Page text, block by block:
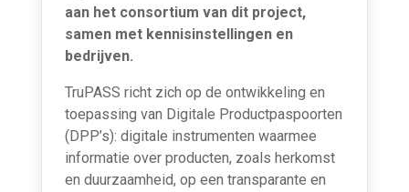
aan het consortium van dit project,
samen met kennisinstellingen en
bedrijven.
TruPASS richt zich op de ontwikkeling en
toepassing van Digitale Productpaspoorten
(DPP’s): digitale instrumenten waarmee
informatie over producten, zoals herkomst
en duurzaamheid, op een transparante en